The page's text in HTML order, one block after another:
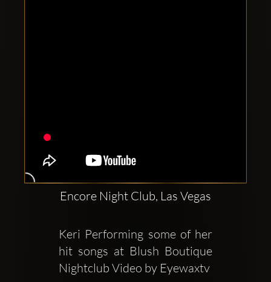
Encore Night Club, Las Vegas
Keri Performing some of her
hit songs at Blush Boutique
Nightclub Video by Eyewaxtv